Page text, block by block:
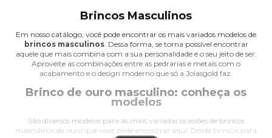
Brincos Masculinos
Em nosso catálogo, você pode encontrar os mais variados modelos de
brincos masculinos. Dessa forma, se torna possível encontrar
aquele que mais combina com a sua personalidade e o seu jeito de ser.
Aproveite as combinações entre as pedrarias e metais com o
acabamento e o design moderno que só a Joiasgold faz.
Brinco de ouro masculino: conheça os
modelos
São diversos modelos para as mais variadas ocasiões de brincos
masculinos de ouro que você pode encontrar aqui. Desde brincos para